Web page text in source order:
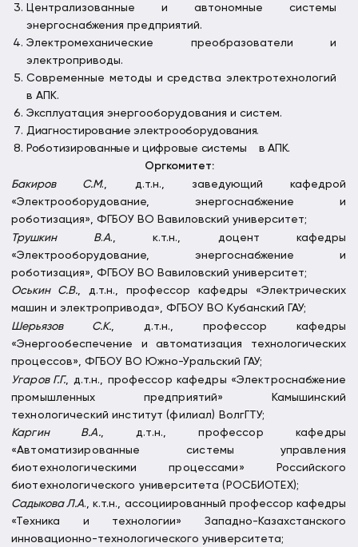
Централизованные и автономные системы
энергоснабжения предприятий.
Электромеханические преобразователи и
электроприводы.
Современные методы и средства электротехнологий
в АПК.
Эксплуатация энергооборудования и систем.
Диагностирование электрооборудования.
Роботизированные и цифровые системы в АПК.
Оргкомитет:
Бакиров С.М., д.т.н., заведующий кафедрой
«Электрооборудование, энергоснабжение и
роботизация», ФГБОУ ВО Вавиловский университет;
Трушкин В.А., к.т.н., доцент кафедры
«Электрооборудование, энергоснабжение и
роботизация», ФГБОУ ВО Вавиловский университет;
Оськин С.В., д.т.н., профессор кафедры «Электрических
машин и электропривода», ФГБОУ ВО Кубанский ГАУ;
Шерьязов С.К., д.т.н., профессор кафедры
«Энергообеспечение и автоматизация технологических
процессов», ФГБОУ ВО Южно-Уральский ГАУ;
Угаров Г.Г., д.т.н., профессор кафедры «Электроснабжение
промышленных предприятий» Камышинский
технологический институт (филиал) ВолгГТУ;
Каргин В.А., д.т.н., профессор кафедры
«Автоматизированные системы управления
биотехнологическими процессами» Российского
биотехнологического университета (РОСБИОТЕХ);
Садыкова Л.А., к.т.н., ассоциированный профессор кафедры
«Техника и технологии» Западно-Казахстанского
инновационно-технологического университета;